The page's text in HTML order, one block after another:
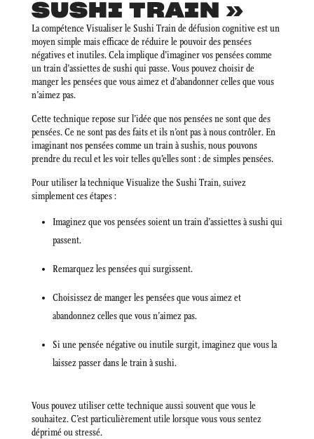
SUSHI TRAIN »
La compétence Visualiser le Sushi Train de défusion cognitive est un
moyen simple mais efficace de réduire le pouvoir des pensées
négatives et inutiles. Cela implique d’imaginer vos pensées comme
un train d’assiettes de sushi qui passe. Vous pouvez choisir de
manger les pensées que vous aimez et d’abandonner celles que vous
n’aimez pas.
Cette technique repose sur l’idée que nos pensées ne sont que des
pensées. Ce ne sont pas des faits et ils n’ont pas à nous contrôler. En
imaginant nos pensées comme un train à sushis, nous pouvons
prendre du recul et les voir telles qu’elles sont : de simples pensées.
Pour utiliser la technique Visualize the Sushi Train, suivez
simplement ces étapes :
Imaginez que vos pensées soient un train d’assiettes à sushi qui
passent.
Remarquez les pensées qui surgissent.
Choisissez de manger les pensées que vous aimez et
abandonnez celles que vous n’aimez pas.
Si une pensée négative ou inutile surgit, imaginez que vous la
laissez passer dans le train à sushi.
Vous pouvez utiliser cette technique aussi souvent que vous le
souhaitez. C’est particulièrement utile lorsque vous vous sentez
déprimé ou stressé.